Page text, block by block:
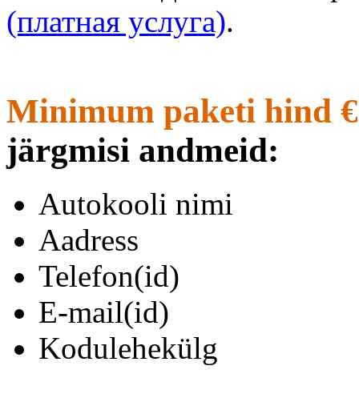
(платная услуга).
Minimum paketi hind
järgmisi andmeid:
Autokooli nimi
Aadress
Telefon(id)
E-mail(id)
Kodulehekülg